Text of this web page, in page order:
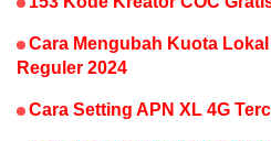
Cara Mengubah Kuota
Reguler 2024
Cara Setting APN XL 4G